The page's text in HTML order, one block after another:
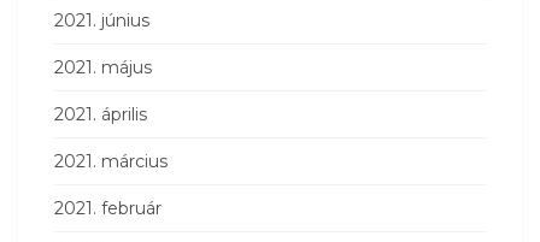
2021. június
2021. május
2021. április
2021. március
2021. február